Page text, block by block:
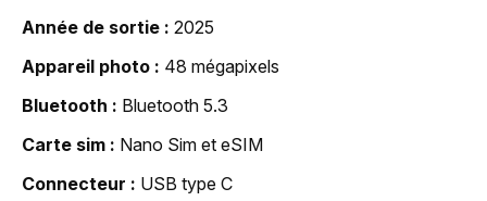
Année de sortie
2025
Appareil photo
48 mégapixels
Bluetooth
Bluetooth 5.3
Carte sim
Nano Sim et eSIM
Connecteur
USB type C